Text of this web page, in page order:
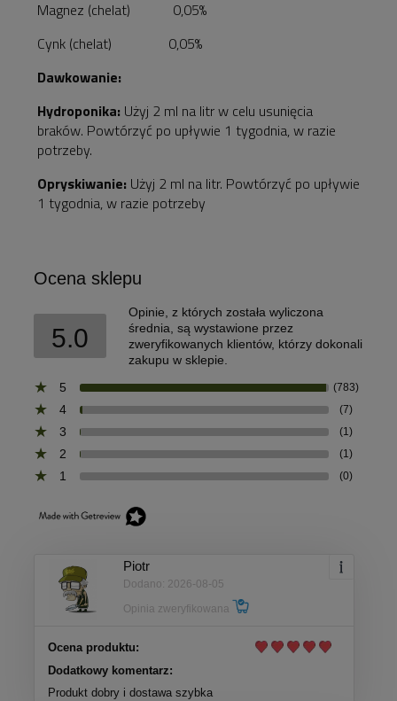
Magnez (chelat) 0,05%
Cynk (chelat) 0,05%
Dawkowanie:
Hydroponika: Użyj 2 ml na litr w celu usunięcia
braków. Powtórzyć po upływie 1 tygodnia, w razie
potrzeby.
Opryskiwanie: Użyj 2 ml na litr. Powtórzyć po upływie
1 tygodnia, w razie potrzeby
Ocena sklepu
5.0
Opinie, z których została wyliczona
średnia, są wystawione przez
zweryfikowanych klientów, którzy dokonali
zakupu w sklepie.
5
(783)
4 (7)
3 (1)
2 (1)
1 (0)
Piotr
Dodano: 2026-08-05
Opinia zweryfikowana
Ocena produktu:
Dodatkowy komentarz:
Produkt dobry i dostawa szybka